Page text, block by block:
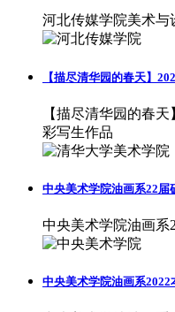
河北传媒学院美术
【描尽清华园的春天】
【描尽清华园的春
彩写生作品
中央美术学院油画系22届
中央美术学院油画系
中央美术学院油画系